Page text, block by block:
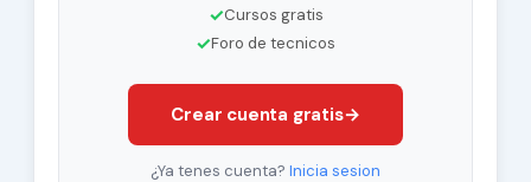
✓Cursos gratis
✓Foro de tecnicos
Crear cuenta gratis→
¿Ya tenes cuenta? Inicia sesion